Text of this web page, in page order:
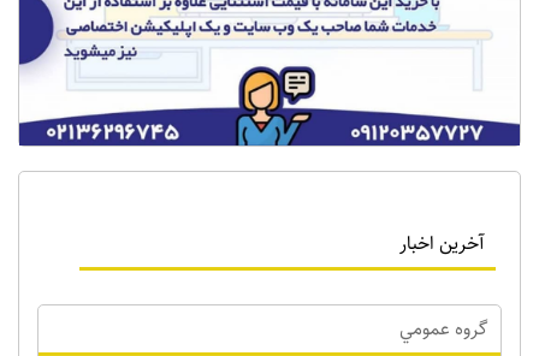
آخرین اخبار
گروه عمومي